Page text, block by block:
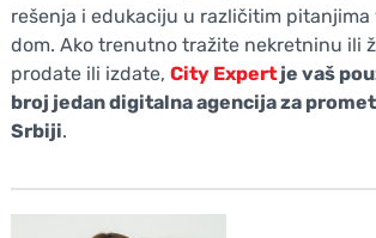
rešenja i edukaciju u različitim pitanjima
dom. Ako trenutno tražite nekretninu ili
prodate ili izdate, City Expertje vaš
broj jedan digitalna agencija za
Srbiji.